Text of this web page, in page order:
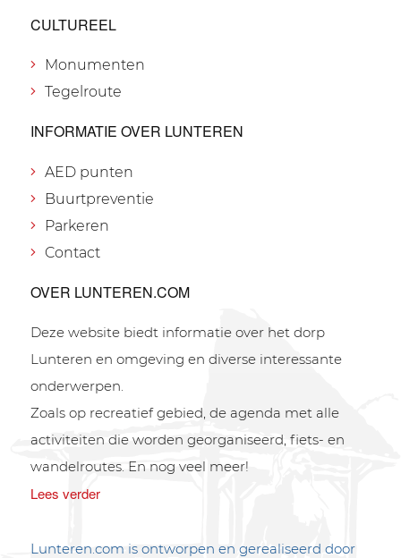
CULTUREEL
Monumenten
Tegelroute
INFORMATIE OVER LUNTEREN
AED punten
Buurtpreventie
Parkeren
Contact
OVER LUNTEREN.COM
Deze website biedt informatie over het dorp
Lunteren en omgeving en diverse interessante
onderwerpen.
Zoals op recreatief gebied, de agenda met alle
activiteiten die worden georganiseerd, fiets- en
wandelroutes. En nog veel meer!
Lees verder
Lunteren.com is ontworpen en gerealiseerd door